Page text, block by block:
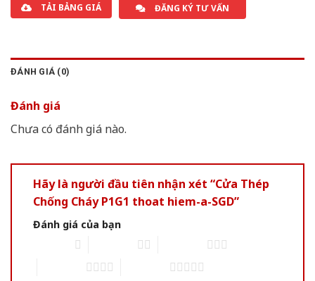
TẢI BẢNG GIÁ ĐĂNG KÝ TƯ VẤN
ĐÁNH GIÁ (0)
Đánh giá
Chưa có đánh giá nào.
Hãy là người đầu tiên nhận xét “Cửa Thép
Chống Cháy P1G1 thoat hiem-a-SGD”
Đánh giá của bạn